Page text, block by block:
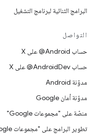
البرامج الثنائية لبرنامج التشغيل
التواصل
حساب ‎@Android على X
حساب ‎@AndroidDev على X
مدوّنة Android
مدوّنة أمان Google
منصّة على "مجموعات Google"
تطوير البرامج على "مجموعات Google"